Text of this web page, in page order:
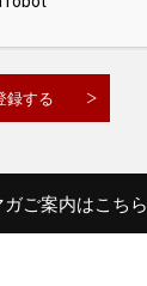
ご案内はこちら